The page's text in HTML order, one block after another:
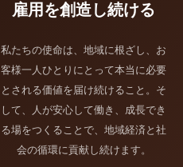
雇用を創造し続ける
私たちの使命は、地域に根ざし、お
客様一人ひとりにとって本当に必要
とされる価値を届け続けること。そ
して、人が安心して働き、成長でき
る場をつくることで、地域経済と社
会の循環に貢献し続けます。